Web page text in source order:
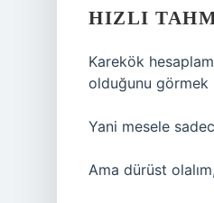
HIZLI
Karekök
olduğunu görmek
Yani mesele
Ama dürüst